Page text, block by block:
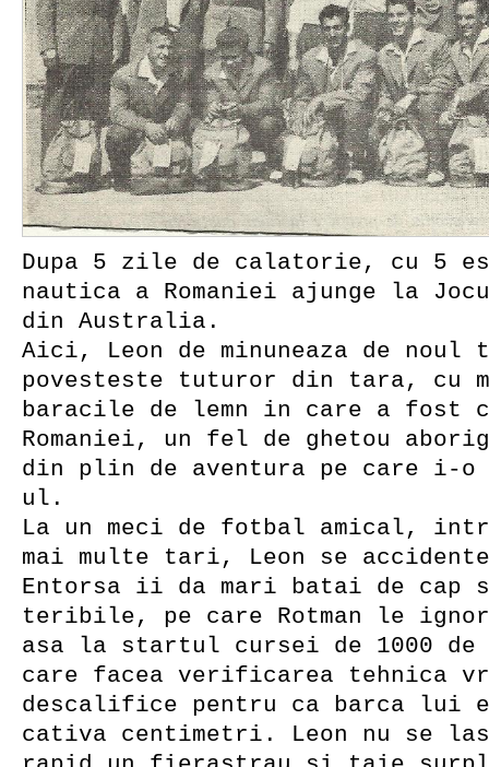
Dupa 5 zile de calatorie, cu 5
nautica a Romaniei ajunge la
din Australia.
Aici, Leon de minuneaza de noul
povesteste tuturor din tara, cu
baracile de lemn in care a fost
Romaniei, un fel de ghetou
din plin de aventura pe care i-o
ul.
La un meci de fotbal amical,
mai multe tari, Leon se
Entorsa ii da mari batai de cap
teribile, pe care Rotman le
asa la startul cursei de 1000 de
care facea verificarea tehnica
descalifice pentru ca barca lui
cativa centimetri. Leon nu se